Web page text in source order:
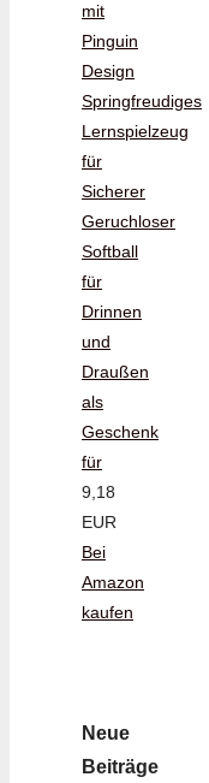
mit
Pinguin
Design
Springfreudiges
Lernspielzeug
für
Sicherer
Geruchloser
Softball
für
Drinnen
und
Draußen
als
Geschenk
für
9,18
EUR
Bei
Amazon
kaufen
Neue
Beiträge